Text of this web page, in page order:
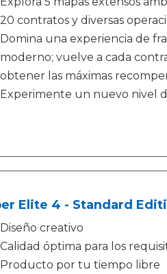
20 contratos y diversas
Domina una experiencia de
moderno; vuelve a cada
obtener las máximas
Experimente un nuevo nivel
Elite 4 - Standard
Diseño creativo
Calidad óptima para los
Producto por tu tiempo libre